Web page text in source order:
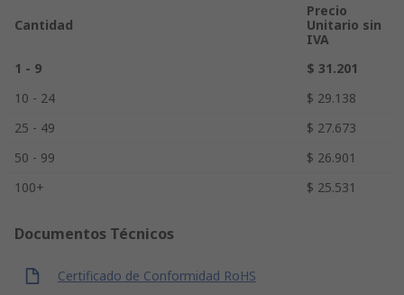
Cantidad
Precio
Unitario sin
IVA
1 - 9
$ 31.201
10 - 24
$ 29.138
25 - 49
$ 27.673
50 - 99
$ 26.901
100+
$ 25.531
Documentos Técnicos
Certificado de Conformidad RoHS